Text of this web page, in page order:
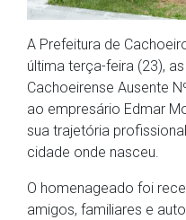
A Prefeitura de
última terça-feira (23),
Cachoeirense Ausente
ao empresário Edmar
sua trajetória
cidade onde nasceu.
O homenageado foi
amigos, familiares e